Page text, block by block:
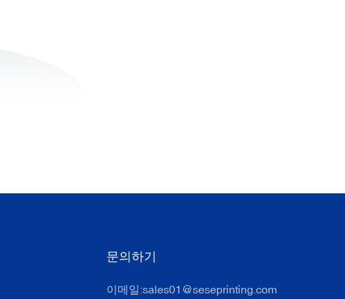
문의하기
이메일:sales01@seseprinting.com